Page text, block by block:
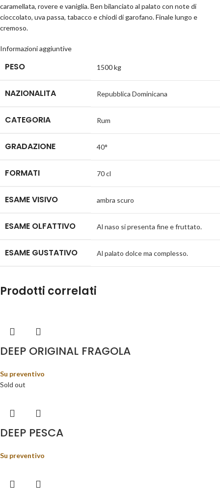
caramellata, rovere e vaniglia. Ben bilanciato al palato con note di
cioccolato, uva passa, tabacco e chiodi di garofano. Finale lungo e
cremoso.
Informazioni aggiuntive
PESO 1500 kg
NAZIONALITA Repubblica Dominicana
CATEGORIA Rum
GRADAZIONE 40°
FORMATI 70 cl
ESAME VISIVO ambra scuro
ESAME OLFATTIVO Al naso si presenta fine e fruttato.
ESAME GUSTATIVO Al palato dolce ma complesso.
Prodotti correlati
DEEP ORIGINAL FRAGOLA
Su preventivo
Sold out
DEEP PESCA
Su preventivo